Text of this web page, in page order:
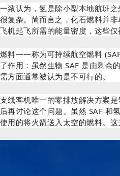
致认为，氢是除小型本地航班
复杂。简而言之，化石燃料并
机起飞所需的能量密度，这些
料——称为可持续航空燃料
作用：虽然生物 SAF 是由剩余
方面通常被认为是不可行的。
线客机唯一的零排放解决方案
再讨论这个问题。虽然 SAF
用的将火箭送入太空的燃料。